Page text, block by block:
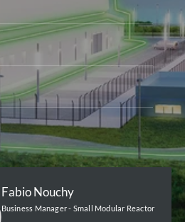
Fabio Nouchy
Business Manager - Small Modular Reactor